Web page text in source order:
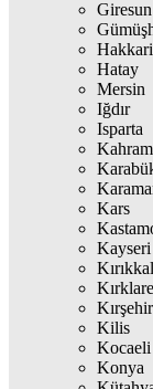
Giresun
Hakkari
Hatay
Mersin
Iğdır
Isparta
Kars
Kayseri
Kırşehir
Kilis
Kocaeli
Konya